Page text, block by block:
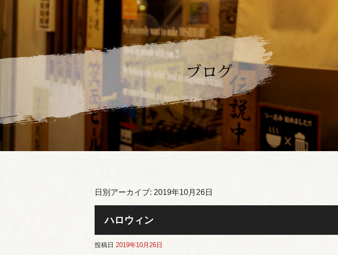
日別アーカイブ: 2019年10月26日
ハロウィン
投稿日 2019年10月26日